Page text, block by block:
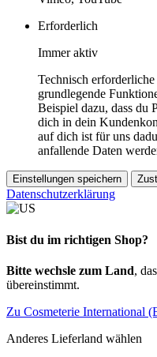
Erforderlich
Immer aktiv
Technisch
grundlegende
Beispiel dazu, dass du
dich in dein
auf dich ist für uns
anfallende Daten
Einstellungen speichern
Datenschutzerklärung
Bist du im richtigen Shop?
Bitte wechsle zum Land,
übereinstimmt.
Zu Cosmeterie International
Anderes Lieferland wählen